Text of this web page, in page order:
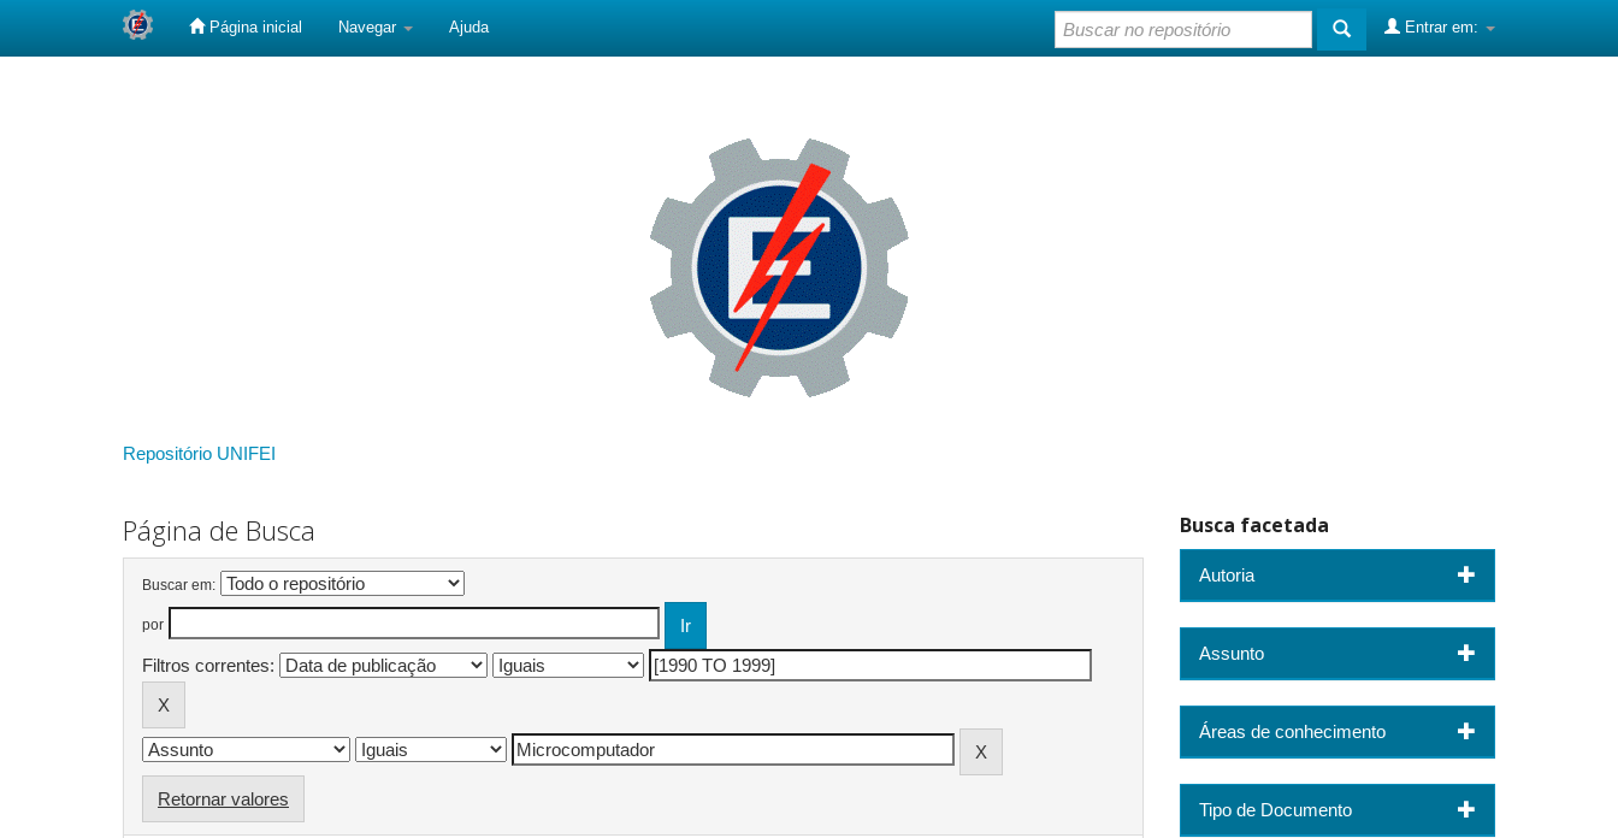
Página inicial Navegar Ajuda Entrar em:
Repositório UNIFEI
Página de Busca
Buscar em:
por
Filtros correntes:
Retornar valores
Busca facetada
Autoria
Assunto
Áreas de conhecimento
Tipo de Documento